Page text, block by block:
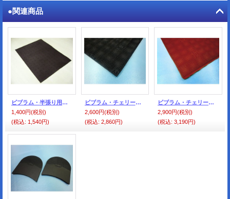
●関連商品
ビブラム・半張り用シート・濃茶
1,400円(税別)
(税込: 1,540円)
ビブラム・チェリーシート・黒
2,600円(税別)
(税込: 2,860円)
ビブラム・チェリーシート・レンガ色
2,900円(税別)
(税込: 3,190円)